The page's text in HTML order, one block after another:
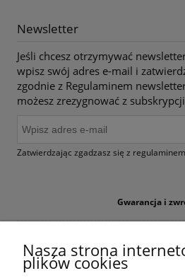
Newsletter
Jeśli chcesz otrzymywać
wpisz swój adres e-mail i
zgodnie z Regulaminem
możesz zrezygnować z
Zatwierdzając zgadzasz się z
Gwarancja i
Nasza strona
plików cookies